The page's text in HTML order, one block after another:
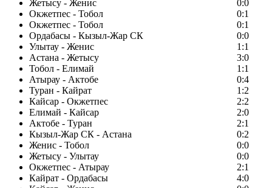
Жетысу - Женис
0:0
Окжетпес - Тобол
0:1
Окжетпес - Тобол
0:1
Ордабасы - Кызыл-Жар СК
0:0
Улытау - Женис
1:1
Астана - Жетысу
3:0
Тобол - Елимай
1:1
Атырау - Актобе
0:4
Туран - Кайрат
1:2
Кайсар - Окжетпес
2:2
Елимай - Кайсар
2:0
Актобе - Туран
2:1
Кызыл-Жар СК - Астана
0:2
Женис - Тобол
0:0
Жетысу - Улытау
0:0
Окжетпес - Атырау
2:1
Кайрат - Ордабасы
4:0